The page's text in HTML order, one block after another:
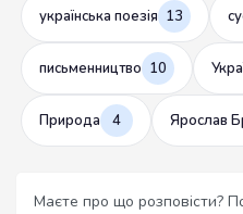
українська поезія 13
письменництво 10
Природа 4 Ярослав
Маєте про що розповісти?